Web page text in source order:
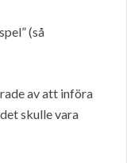
(så
av att införa
skulle vara